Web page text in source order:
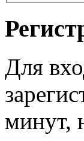
Для
минут,